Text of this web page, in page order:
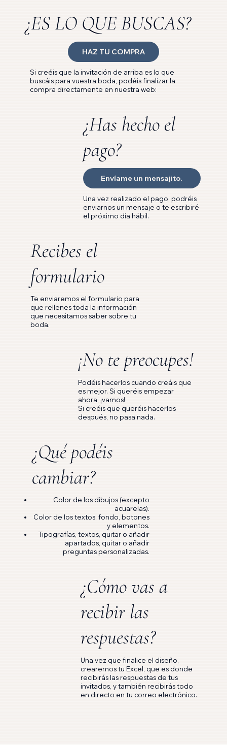
¿ES LO QUE BUSCAS?
Si creéis que la invitación de arriba es lo que
buscáis para vuestra boda, podéis finalizar la
compra directamente en nuestra web:
HAZ TU COMPRA
¿Has hecho el
pago?
Una vez realizado el pago, podréis
enviarnos un mensaje o te escribiré
el próximo día hábil.
Envíame un mensajito.
Recibes el
formulario
Te enviaremos el formulario para
que rellenes toda la información
que necesitamos saber sobre tu
boda.
¡No te preocupes!
Podéis hacerlos cuando creáis que
es mejor. Si queréis empezar
ahora, ¡vamos!
Si creéis que queréis hacerlos
después, no pasa nada.
¿Qué podéis
cambiar?
Color de los dibujos (excepto
acuarelas).
Color de los textos, fondo, botones
y elementos.
Tipografías, textos, quitar o añadir
apartados, quitar o añadir
preguntas personalizadas.
¿Cómo vas a
recibir las
respuestas?
Una vez que finalice el diseño,
crearemos tu Excel, que es donde
recibirás las respuestas de tus
invitados, y también recibirás todo
en directo en tu correo electrónico.